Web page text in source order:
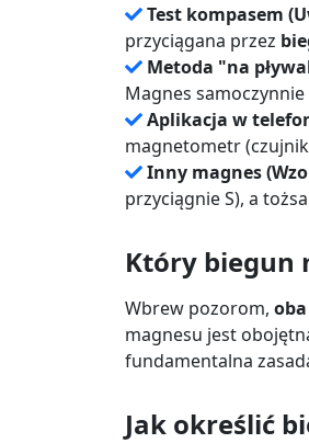
Test kompasem
przyciągana przez
Metoda "na
Magnes
Aplikacja w
magnetometr
Inny magnes
przyciągnie S), a
Który biegun
Wbrew pozorom,
magnesu jest
fundamentalna
Jak określić